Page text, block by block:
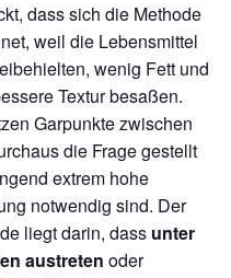
dass sich die Methode
weil die Lebensmittel
wenig Fett und
Textur besaßen.
Garpunkte zwischen
die Frage gestellt
extrem hohe
notwendig sind. Der
liegt darin, dass unter
austreten oder